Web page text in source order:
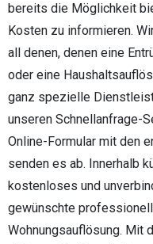
bereits die Möglichkeit
Kosten zu informieren.
all denen, denen eine
oder eine
ganz spezielle
unseren Schnellanfrage-
Online-Formular mit den
senden es ab. Innerhalb
kostenloses und
gewünschte
Wohnungsauflösung. Mit